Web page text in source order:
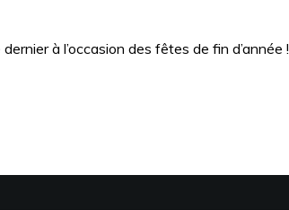
à l’occasion des fêtes de fin d’année !